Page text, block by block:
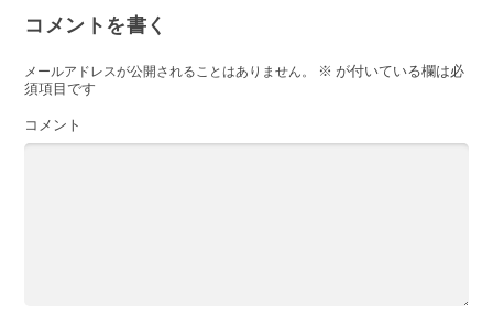
コメントを書く
メールアドレスが公開されることはありません。 ※ が付いている欄は必
須項目です
コメント